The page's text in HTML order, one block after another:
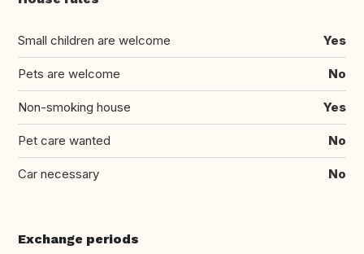
Small children are welcome Yes
Pets are welcome No
Non-smoking house Yes
Pet care wanted No
Car necessary No
Exchange periods